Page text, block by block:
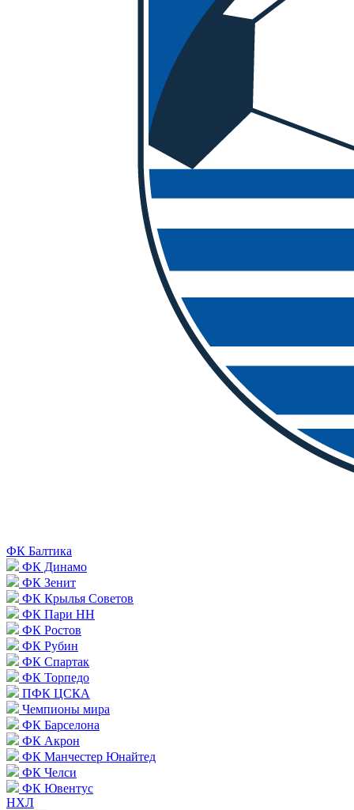
ФК Балтика
ФК Динамо
ФК Зенит
ФК Крылья Советов
ФК Пари НН
ФК Ростов
ФК Рубин
ФК Спартак
ФК Торпедо
ПФК ЦСКА
Чемпионы мира
ФК Барселона
ФК Акрон
ФК Манчестер Юнайтед
ФК Челси
ФК Ювентус
НХЛ